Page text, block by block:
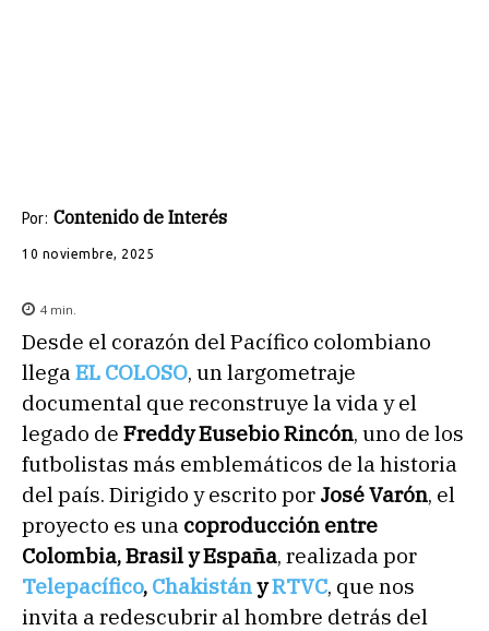
Por: Contenido de Interés
10 noviembre, 2025
4 min.
Desde el corazón del Pacífico colombiano
llega EL COLOSO, un largometraje
documental que reconstruye la vida y el
legado de Freddy Eusebio Rincón, uno de los
futbolistas más emblemáticos de la historia
del país. Dirigido y escrito por José Varón, el
proyecto es una coproducción entre
Colombia, Brasil y España, realizada por
Telepacífico, ChakistányRTVC, que nos
invita a redescubrir al hombre detrás del